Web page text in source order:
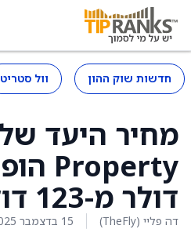
חדשות שוק ההון וול סטריט
דולר מ-123 דולר ב-Truist
דה פליי (TheFly) 15 בדצמבר 2025